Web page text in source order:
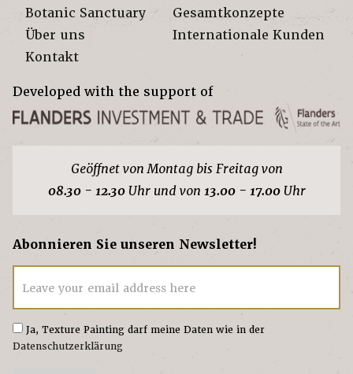
Botanic Sanctuary
Über uns
Kontakt
Gesamtkonzepte
Internationale Kunden
Developed with the support of
Geöffnet von Montag bis Freitag von
08.30 - 12.30Uhr und von 13.00 - 17.00Uhr
Abonnieren Sie unseren Newsletter!
Leave your email address here
Ja, Texture Painting darf meine Daten wie in der
Datenschutzerklärung